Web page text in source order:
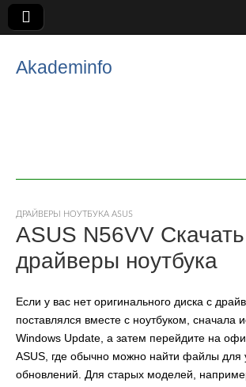
Akademinfo
ДРАЙВЕРЫ НОУТБУКА ASUS
ASUS N56VV Скачать
драйверы ноутбука
Если у вас нет оригинального диска с
поставлялся вместе с ноутбуком, сначала
Windows Update, а затем перейдите на
ASUS, где обычно можно найти файлы для
обновлений. Для старых моделей,